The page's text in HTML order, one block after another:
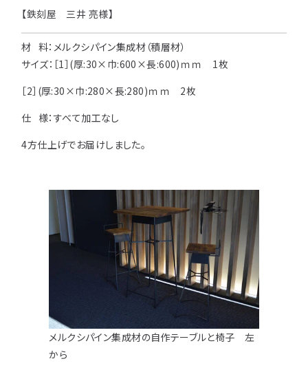
化粧貼り
白ポリ
木材加工講座
ご注文から商品到着までの流れ
お見積もり・ご注文方法について
注意事項とよくある質問
棚・収納・ラック カウンター・天板
テーブル・机 オーディオ関連
造作材・枠材
プレート・表札
フォトコンテスト その他
お客様の声
会社情報
【鉄刻屋 三井 亮様】
材 料：メルクシパイン集成材（積層材）
サイズ：［1］(厚:30×巾:600×長:600)ｍｍ 1枚
［2］(厚:30×巾:280×長:280)ｍｍ 2枚
仕 様：すべて加工なし
4方仕上げでお届けしました。
メルクシパイン集成材の自作テーブルと椅子 左
から